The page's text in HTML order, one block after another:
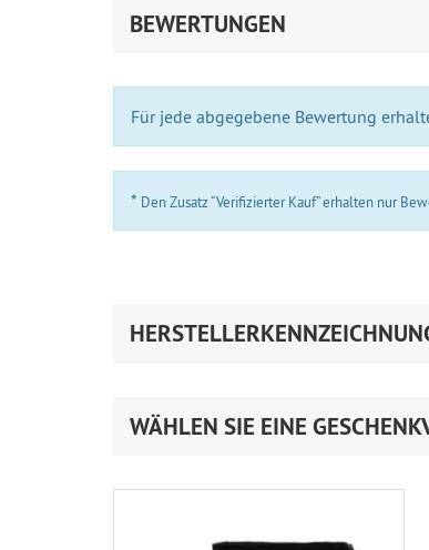
BEWERTUNGEN
Für jede abgegebene Bewertung
* Den Zusatz “Verifizierter Kauf” erhalten nur
WÄHLEN SIE EINE